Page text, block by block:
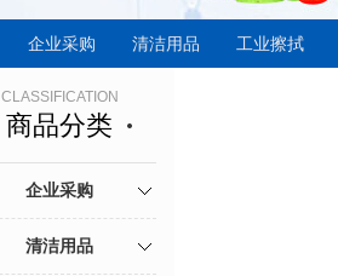
企业采购 清洁用品 工业擦拭
CLASSIFICATION
商品分类
企业采购
清洁用品